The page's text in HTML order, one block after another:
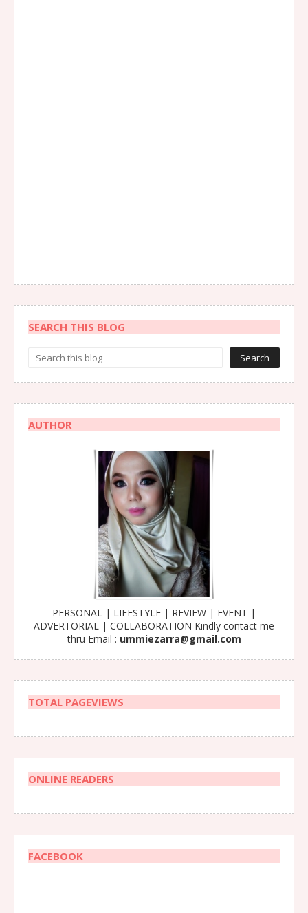
SEARCH THIS BLOG
AUTHOR
PERSONAL | LIFESTYLE | REVIEW | EVENT |
ADVERTORIAL | COLLABORATION Kindly contact me
thru Email : ummiezarra@gmail.com
TOTAL PAGEVIEWS
ONLINE READERS
FACEBOOK